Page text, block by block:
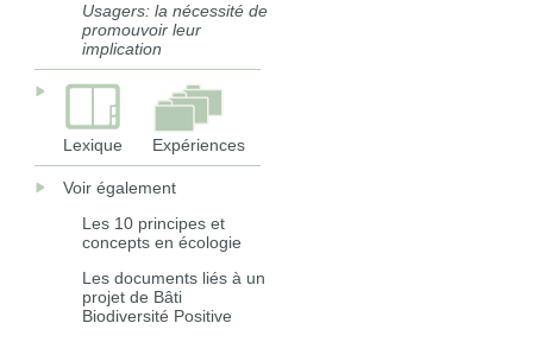
Usagers: la nécessité de
promouvoir leur
implication
Lexique Expériences
Voir également
Les 10 principes et
concepts en écologie
Les documents liés à un
projet de Bâti
Biodiversité Positive